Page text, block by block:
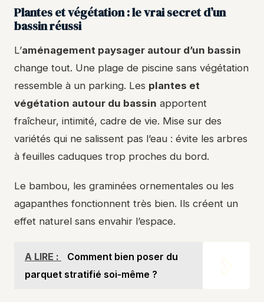
Plantes et végétation : le vrai secret d’un
bassin réussi
L’aménagement paysager autour d’un bassin
change tout. Une plage de piscine sans végétation
ressemble à un parking. Les plantes et
végétation autour du bassin apportent
fraîcheur, intimité, cadre de vie. Mise sur des
variétés qui ne salissent pas l’eau : évite les arbres
à feuilles caduques trop proches du bord.
Le bambou, les graminées ornementales ou les
agapanthes fonctionnent très bien. Ils créent un
effet naturel sans envahir l’espace.
A LIRE :
Comment bien poser du
parquet stratifié soi-même ?